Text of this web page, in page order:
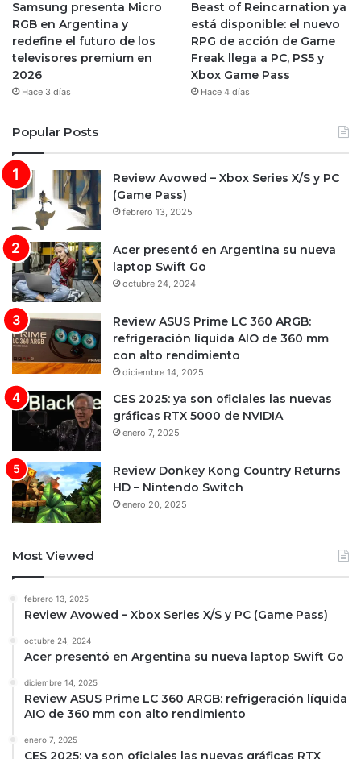
Samsung presenta Micro
RGB en Argentina y
redefine el futuro de los
televisores premium en
2026
Hace 3 días
Beast of Reincarnation ya
está disponible: el nuevo
RPG de acción de Game
Freak llega a PC, PS5 y
Xbox Game Pass
Hace 4 días
Popular Posts
Review Avowed – Xbox Series X/S y PC
(Game Pass)
febrero 13, 2025
Acer presentó en Argentina su nueva
laptop Swift Go
octubre 24, 2024
Review ASUS Prime LC 360 ARGB:
refrigeración líquida AIO de 360 mm
con alto rendimiento
diciembre 14, 2025
CES 2025: ya son oficiales las nuevas
gráficas RTX 5000 de NVIDIA
enero 7, 2025
Review Donkey Kong Country Returns
HD – Nintendo Switch
enero 20, 2025
Most Viewed
febrero 13, 2025
Review Avowed – Xbox Series X/S y PC (Game Pass)
octubre 24, 2024
Acer presentó en Argentina su nueva laptop Swift Go
diciembre 14, 2025
Review ASUS Prime LC 360 ARGB: refrigeración líquida
AIO de 360 mm con alto rendimiento
enero 7, 2025
CES 2025: ya son oficiales las nuevas gráficas RTX